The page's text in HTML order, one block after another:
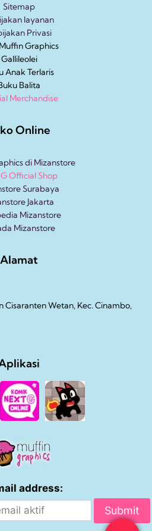
Sitemap
layanan
Privasi
Graphics
Gallileolei
Anak Terlaris
Balita
Merchandise
Online
di Mizanstore
Official Shop
Surabaya
Jakarta
Mizanstore
Mizanstore
Alamat
Cisaranten Wetan, Kec. Cinambo,
address: